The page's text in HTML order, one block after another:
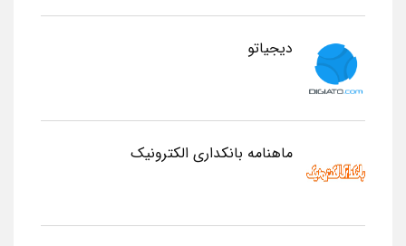
دیجیاتو
ماهنامه بانکداری الکترونیک